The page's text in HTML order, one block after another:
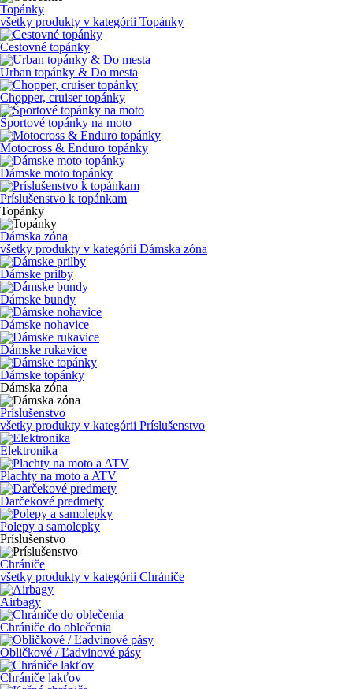
Topánky
všetky produkty v kategórii Topánky
Cestovné topánky
Urban topánky & Do mesta
Chopper, cruiser topánky
Športové topánky na moto
Motocross & Enduro topánky
Dámske moto topánky
Príslušenstvo k topánkam
Topánky
Dámska zóna
všetky produkty v kategórii Dámska zóna
Dámske prilby
Dámske bundy
Dámske nohavice
Dámske rukavice
Dámske topánky
Dámska zóna
Príslušenstvo
všetky produkty v kategórii Príslušenstvo
Elektronika
Plachty na moto a ATV
Darčekové predmety
Polepy a samolepky
Príslušenstvo
Chrániče
všetky produkty v kategórii Chrániče
Airbagy
Chrániče do oblečenia
Obličkové / Ľadvinové pásy
Chrániče lakťov